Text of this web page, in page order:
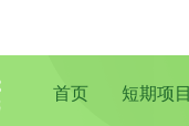
首页 短期项目